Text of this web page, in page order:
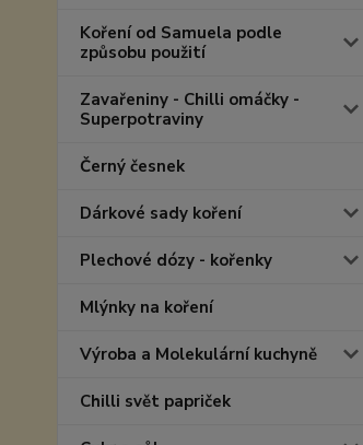
Koření od Samuela podle
způsobu použití
Zavařeniny - Chilli omáčky -
Superpotraviny
Černý česnek
Dárkové sady koření
Plechové dózy - kořenky
Mlýnky na koření
Výroba a Molekulární kuchyně
Chilli svět papriček